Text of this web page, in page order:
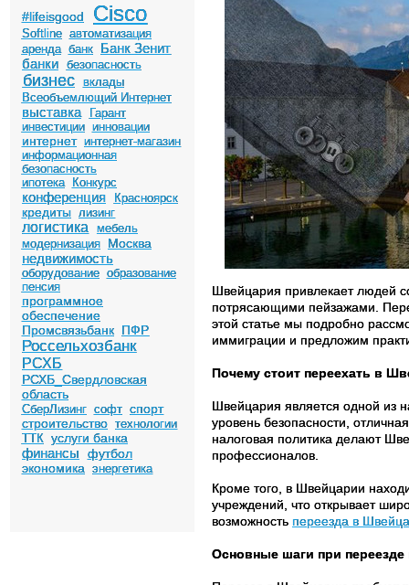
#lifeisgood Cisco
Softline автоматизация
аренда банк
Банк Зенит
банки безопасность
бизнес
вклады
Всеобъемлющий Интернет
выставка
Гарант
инвестиции инновации
интернет интернет-магазин
информационная
безопасность
ипотека
Конкурс
конференция Красноярск
кредиты лизинг
логистика
мебель
модернизация
Москва
недвижимость
оборудование образование
пенсия
программное
обеспечение
Промсвязьбанк ПФР
Россельхозбанк
РСХБ
РСХБ_Свердловская
область
СберЛизинг софт спорт
строительство технологии
ТТК услуги банка
финансы
футбол
экономика
энергетика
Швейцария привлекает людей
потрясающими пейзажами.
этой статье мы подробно
иммиграции и предложим
Почему стоит переехать в
Швейцария является одной из
уровень безопасности,
налоговая политика делают
профессионалов.
Кроме того, в Швейцарии
учреждений, что открывает
возможность переезда в
Основные шаги при